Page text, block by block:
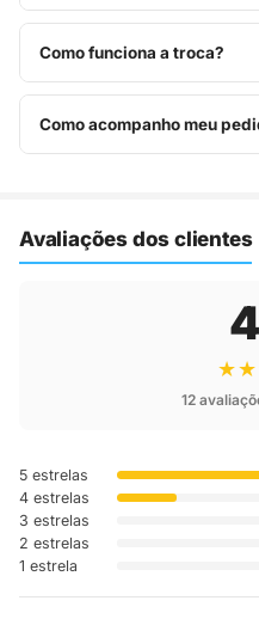
Sim, parcelamos em até 10x
ou pague à vista no Pix com
Como funciona a troca?
Você tem 7 dias após o
Basta entrar em contato pelo
Como acompanho meu
Avaliações dos clientes
12
5 estrelas
4 estrelas
3 estrelas
2 estrelas
1 estrela